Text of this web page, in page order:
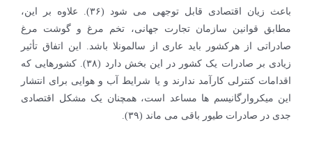
باعث زیان اقتصادی قابل توجهی می شود (۳۶). علاوه بر این،
مطابق قوانین سازمان تجارت جهانی، تخم مرغ و گوشت مرغ
صادراتی از هرکشور باید عاری از سالمونلا باشد. این اتفاق تأثیر
زیادی بر صادرات یک کشور در این بخش دارد (۳۸). کشورهایی که
اقدامات کنترلی کارآمد ندارند و یا شرایط آب و هوایی برای انتشار
این میکروارگانیسم ها مساعد است، همچنان یک مشکل اقتصادی
جدی در صادرات طیور باقی می ماند (۳۹).